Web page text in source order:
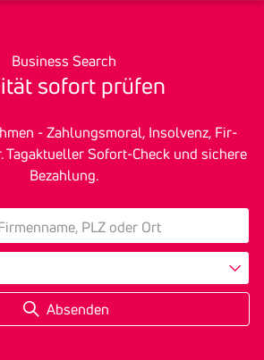
Business Search
sofort prüfen
- Zah­lungs­mo­ral, In­sol­venz, Fir­
Tagak­tu­eller Sofort-Check und sichere
Bezah­lung.